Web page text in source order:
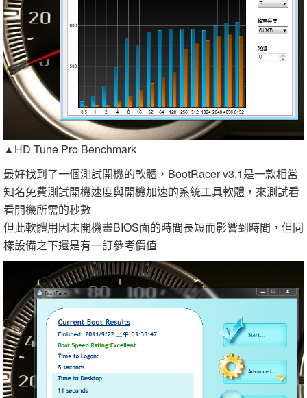
▲HD Tune Pro Benchmark
最好找到了一個測試開機的軟體，BootRacer v3.1是一款相當
知名免費測試開機速度與開機加速的系統工具軟體，來測試看
看開機所需的秒數
但此軟體用因未開機畫BIOS面的時間長短而影響到時間，但同
樣設備之下還是有一訂參考價值